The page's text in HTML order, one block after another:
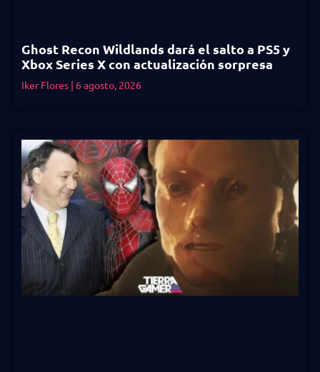
Ghost Recon Wildlands dará el salto a PS5 y
Xbox Series X con actualización sorpresa
Iker Flores 6 agosto, 2026